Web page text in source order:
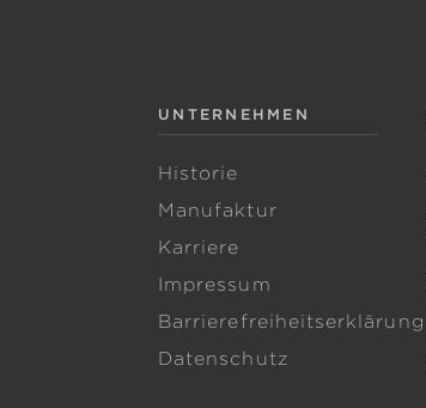
UNTERNEHMEN
Historie
Manufaktur
Karriere
Impressum
Barrierefreiheitserklärung
Datenschutz